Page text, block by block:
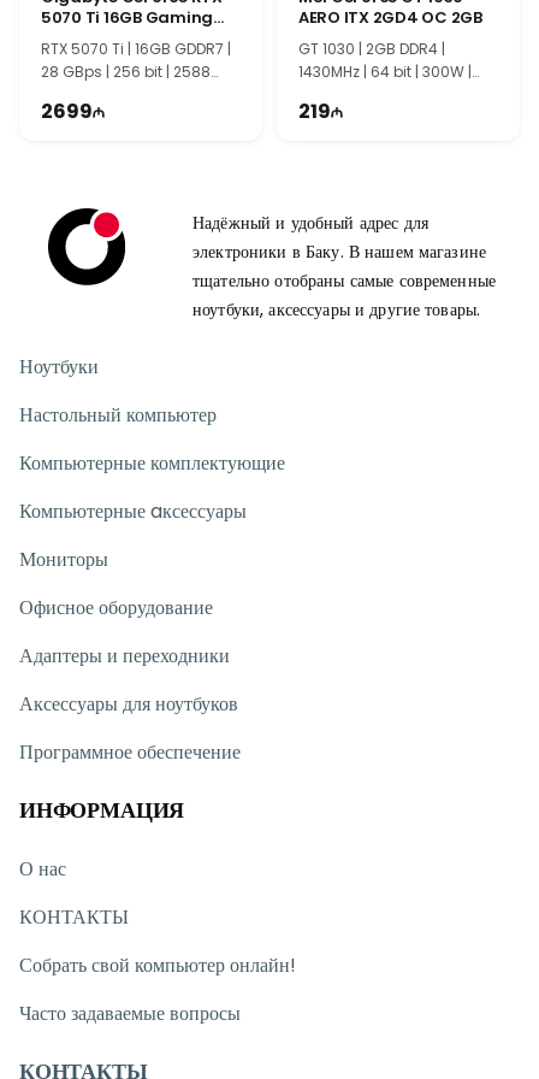
5070 Ti 16GB Gaming
OC
RTX 5070 Ti | 16GB GDDR7 |
28 GBps | 256 bit | 2588
2699
AERO ITX 2GD4 OC 2GB
GT 1030 | 2GB DDR4 |
1430MHz | 64 bit | 300W |
219
Надёжный и удобный адрес для
электроники в Баку. В нашем магазине
тщательно отобраны самые современные
ноутбуки, аксессуары и другие товары.
Ноутбуки
Настольный компьютер
Компьютерные комплектующие
Компьютерные aксессуары
Мониторы
Офисное оборудование
Адаптеры и переходники
Аксессуары для ноутбуков
Программное обеспечение
ИНФОРМАЦИЯ
О нас
КОНТАКТЫ
Собрать свой компьютер онлайн!
Часто задаваемые вопросы
КОНТАКТЫ